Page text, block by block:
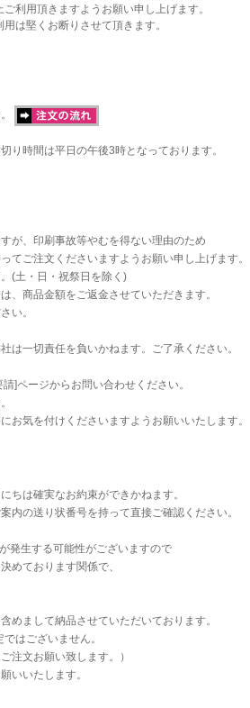
利用頂きますようお願い申し上げます。
は堅くお断りさせて頂きます。
り時間は平日の午後3時となっております。
が、印刷事故等やむを得ない理由のため
てご注文くださいますようお願い申し上げます。
(土・日・祝祭日を除く)
、商品金額をご返金させていただきます。
い。
は一切責任を負いかねます。ご了承ください。
]ページからお問い合わせください。
お気を付けくださいますようお願いいたします。
ちは確実なお約束ができかねます。
内の送り状番号を持って直接ご確認ください。
発生する可能性がございますので
めております関係で、
めまして納品させていただいております。
はございません。
注文お願い致します。）
いいたします。